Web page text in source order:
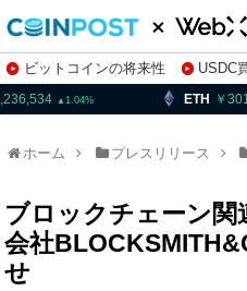
ビットコインの将来性 USDC
株特集・関連銘柄
1.04 301,808.0
ホーム プレスリリース
ブロックチェーン関
会社
せ